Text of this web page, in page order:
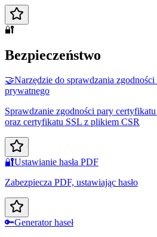
🔐
Bezpieczeństwo
🤝Narzędzie do sprawdzania
prywatnego
Sprawdzanie zgodności pary
oraz certyfikatu SSL z plikiem CSR
🔐Ustawianie hasła PDF
Zabezpiecza PDF, ustawiając hasło
🔑Generator haseł